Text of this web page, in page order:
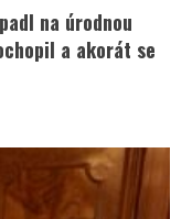
na úrodnou
a akorát se